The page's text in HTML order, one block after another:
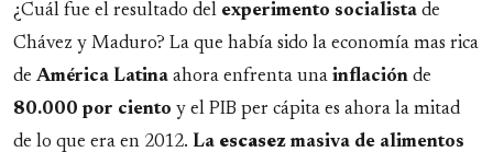
¿Cuál fue el resultado del experimento socialista de
Chávez y Maduro? La que había sido la economía mas rica
de América Latina ahora enfrenta una inflación de
80.000 por ciento y el PIB per cápita es ahora la mitad
de lo que era en 2012. La escasez masiva de alimentos